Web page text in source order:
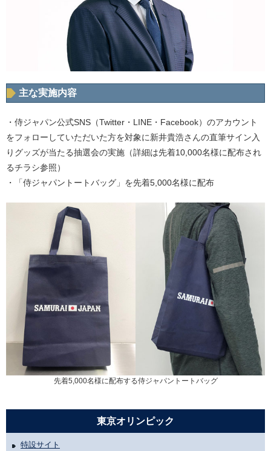
主な実施内容
・侍ジャパン公式SNS（Twitter・LINE・Facebook）のアカウント
をフォローしていただいた方を対象に新井貴浩さんの直筆サイン入
りグッズが当たる抽選会の実施（詳細は先着10,000名様に配布され
るチラシ参照）
・「侍ジャパントートバッグ」を先着5,000名様に配布
先着5,000名様に配布する侍ジャパントートバッグ
東京オリンピック
特設サイト